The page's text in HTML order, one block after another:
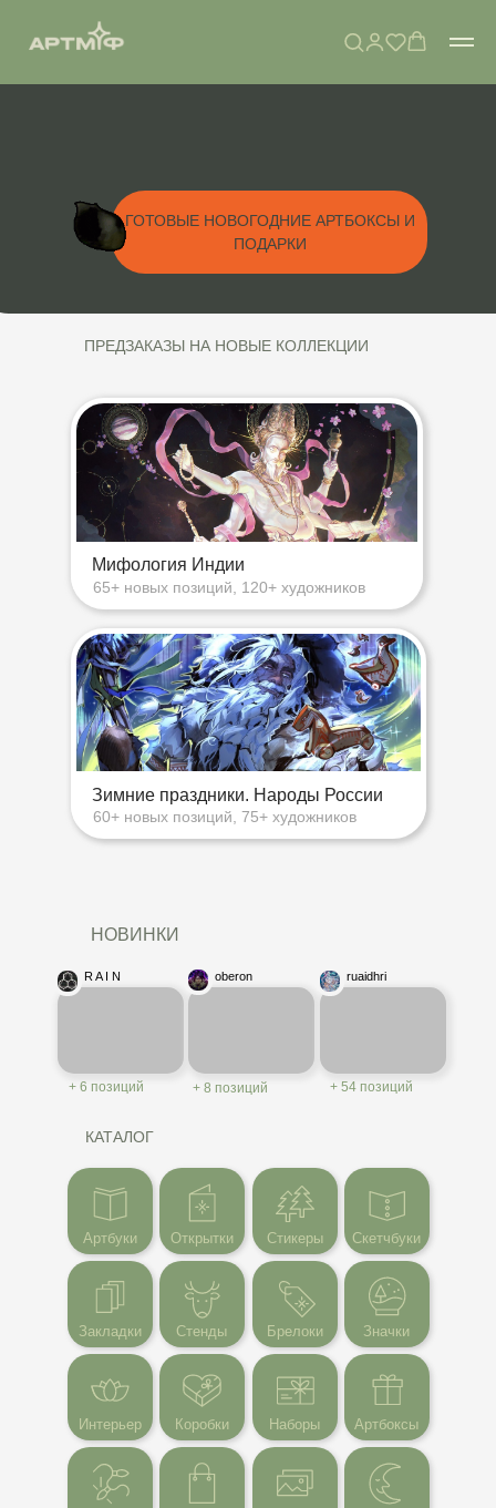
Артбуки Открытки Стикеры Скетчбуки
Закладки Стенды Брелоки Значки
Интерьер Коробки Наборы Артбоксы
КАТАЛОГ
Мифология Индии
65+ новых позиций, 120+ художников
Зимние праздники. Народы России
60+ новых позиций, 75+ художников
ПРЕДЗАКАЗЫ НА НОВЫЕ КОЛЛЕКЦИИ
R A I N
+ 6 позиций
oberon
+ 8 позиций
ruaidhri
+ 54 позиций
НОВИНКИ
ГОТОВЫЕ НОВОГОДНИЕ АРТБОКСЫ И
ПОДАРКИ